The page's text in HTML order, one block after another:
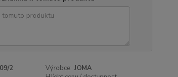
2 Výrobce: JOMA